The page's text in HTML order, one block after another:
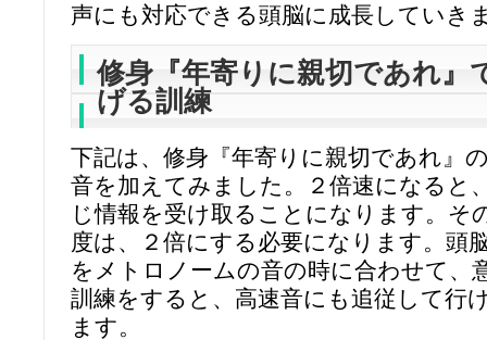
声にも対応できる頭脳に成長していき
修身『年寄りに親切であれ』
げる訓練
下記は、修身『年寄りに親切であれ』
音を加えてみました。２倍速になると
じ情報を受け取ることになります。そ
度は、２倍にする必要になります。頭
をメトロノームの音の時に合わせて、
訓練をすると、高速音にも追従して行
ます。